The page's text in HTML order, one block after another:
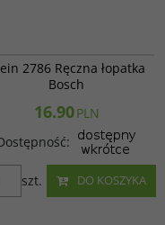
2786 Ręczna łopatka
Bosch
16.90PLN
:
DO KOSZYKA
szt.